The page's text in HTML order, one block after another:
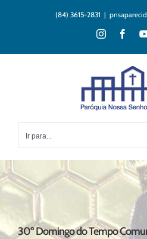
(84) 3615-2831 |
Instagram
Ir para...
30º Domingo do Tempo